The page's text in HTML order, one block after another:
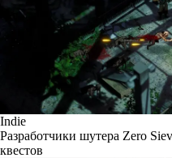
Indie
Разработчики шутера Zero
квестов